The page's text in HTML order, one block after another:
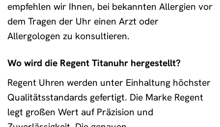
empfehlen wir Ihnen, bei bekannten Allergien vor
dem Tragen der Uhr einen Arzt oder
Allergologen zu konsultieren.
Wo wird die Regent Titanuhr hergestellt?
Regent Uhren werden unter Einhaltung höchster
Qualitätsstandards gefertigt. Die Marke Regent
legt großen Wert auf Präzision und